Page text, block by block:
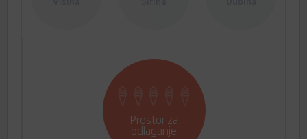
Prostor za
odlaganje